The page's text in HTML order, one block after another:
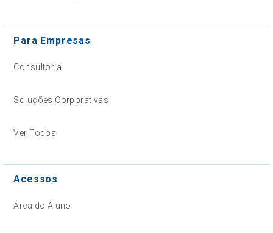
Para Empresas
Consultoria
Soluções Corporativas
Ver Todos
Acessos
Área do Aluno